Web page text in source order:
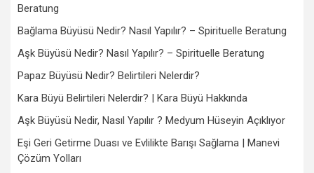
Beratung
Bağlama Büyüsü Nedir? Nasıl Yapılır? – Spirituelle Beratung
Aşk Büyüsü Nedir? Nasıl Yapılır? – Spirituelle Beratung
Papaz Büyüsü Nedir? Belirtileri Nelerdir?
Kara Büyü Belirtileri Nelerdir? | Kara Büyü Hakkında
Aşk Büyüsü Nedir, Nasıl Yapılır ? Medyum Hüseyin Açıklıyor
Eşi Geri Getirme Duası ve Evlilikte Barışı Sağlama | Manevi
Çözüm Yolları